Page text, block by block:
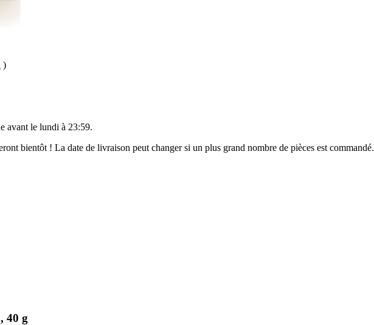
)
avant le lundi à 23:59.
bientôt ! La date de livraison peut changer si un plus grand nombre de pièces est commandé.
40 g